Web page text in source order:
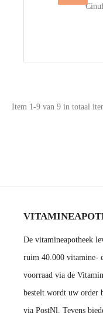
Item 1-9 van 9 in totaal
De vitamineapotheek
ruim 40.000 vitamine-
voorraad via de
bestelt wordt uw order
via PostNl. Tevens